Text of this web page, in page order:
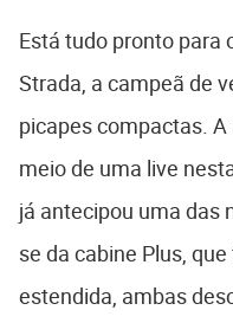
Está tudo pronto para
Strada, a campeã de
picapes compactas.
meio de uma live
já antecipou uma das
se da cabine Plus,
estendida, ambas